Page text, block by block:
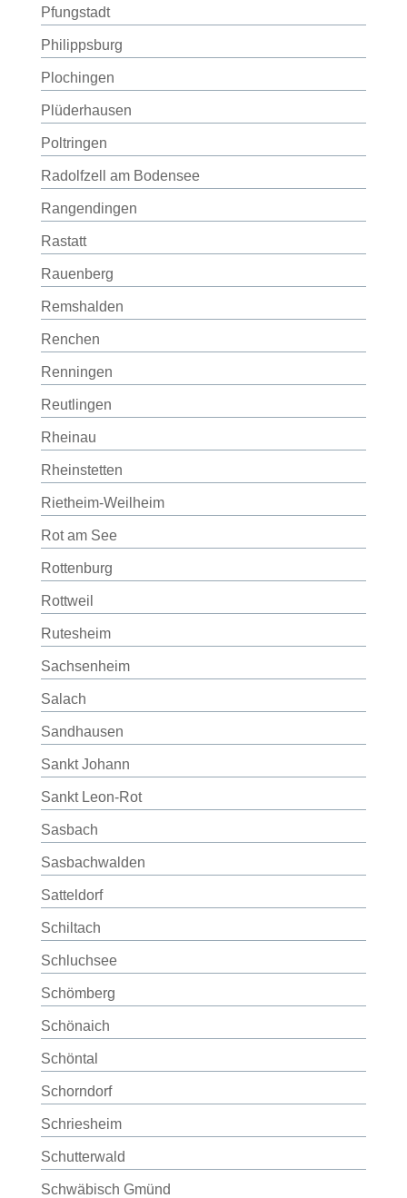
Pfungstadt
Philippsburg
Plochingen
Plüderhausen
Poltringen
Radolfzell am Bodensee
Rangendingen
Rastatt
Rauenberg
Remshalden
Renchen
Renningen
Reutlingen
Rheinau
Rheinstetten
Rietheim-Weilheim
Rot am See
Rottenburg
Rottweil
Rutesheim
Sachsenheim
Salach
Sandhausen
Sankt Johann
Sankt Leon-Rot
Sasbach
Sasbachwalden
Satteldorf
Schiltach
Schluchsee
Schömberg
Schönaich
Schöntal
Schorndorf
Schriesheim
Schutterwald
Schwäbisch Gmünd